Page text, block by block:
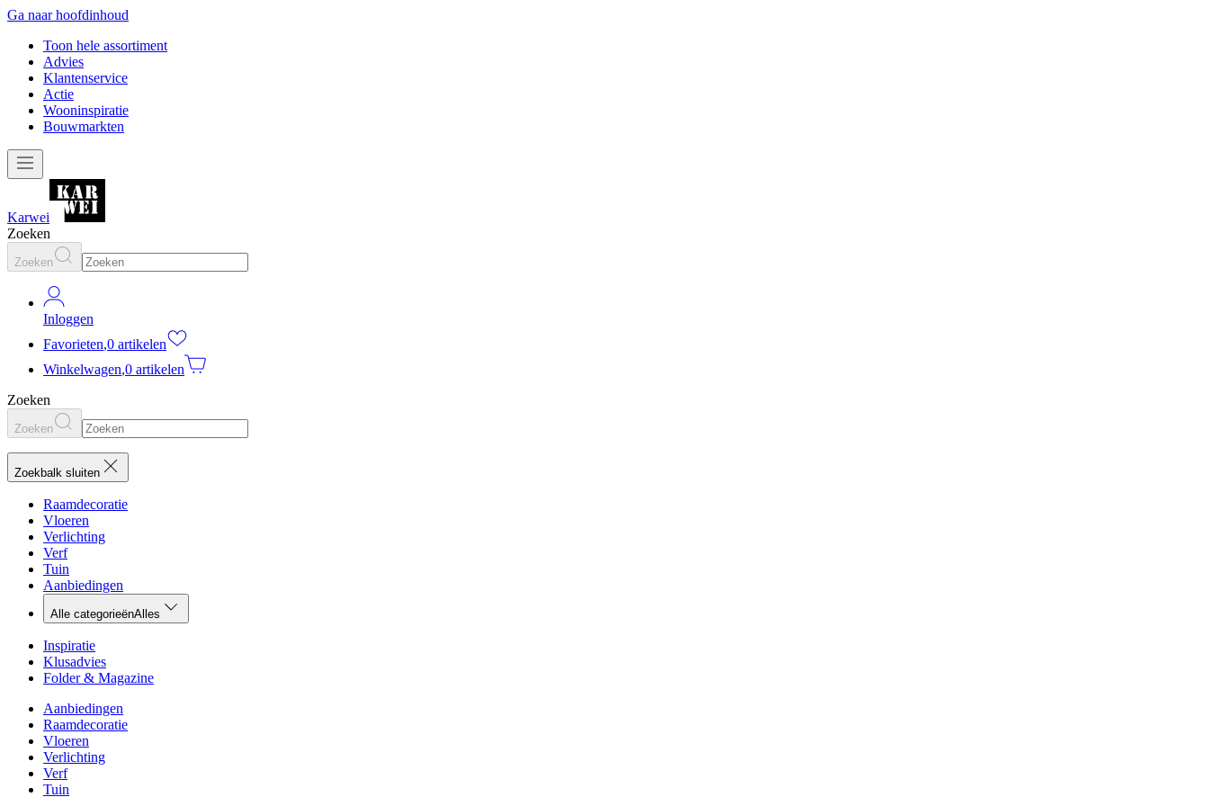
Ga naar hoofdinhoud
Toon hele assortiment
Advies
Klantenservice
Actie
Wooninspiratie
Bouwmarkten
Karwei
Zoeken
Zoeken
Inloggen
Favorieten,0 artikelen
Winkelwagen,0 artikelen
Zoeken
Zoeken
Zoekbalk sluiten
Raamdecoratie
Vloeren
Verlichting
Verf
Tuin
Aanbiedingen
Alle categorieënAlles
Inspiratie
Klusadvies
Folder & Magazine
Aanbiedingen
Raamdecoratie
Vloeren
Verlichting
Verf
Tuin